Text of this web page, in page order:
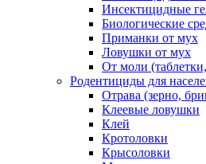
Инсектицидные
Биологические
Приманки от мух
Ловушки от мух
От моли
Родентициды для
Отрава (зерно,
Клеевые ловушки
Клей
Кротоловки
Крысоловки